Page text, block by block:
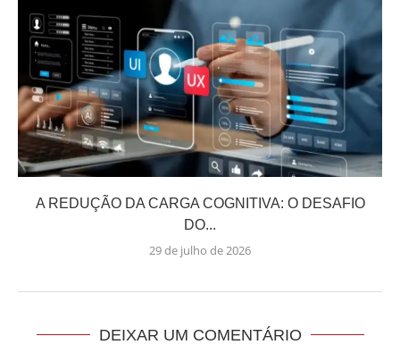
A REDUÇÃO DA CARGA COGNITIVA: O DESAFIO
DO...
29 de julho de 2026
DEIXAR UM COMENTÁRIO